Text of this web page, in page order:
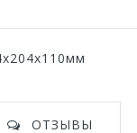
ОТЗЫВЫ